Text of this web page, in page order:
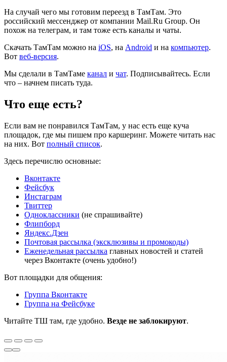
На случай чего мы готовим переезд в ТамТам. Это
российский мессенджер от компании Mail.Ru Group. Он
похож на телеграм, и там тоже есть каналы и чаты.
Скачать ТамТам можно на iOS, на Android и на компьютер.
Вот веб-версия.
Мы сделали в ТамТаме канал и чат. Подписывайтесь. Если
что – начнем писать туда.
Что еще есть?
Если вам не понравился ТамТам, у нас есть еще куча
площадок, где мы пишем про каршеринг. Можете читать нас
на них. Вот полный список.
Здесь перечислю основные:
Вконтакте
Фейсбук
Инстаграм
Твиттер
Одноклассники (не спрашивайте)
Флипборд
Яндекс.Дзен
Почтовая рассылка (эксклюзивы и промокоды)
Еженедельная рассылка главных новостей и статей
через Вконтакте (очень удобно!)
Вот площадки для общения:
Группа Вконтакте
Группа на Фейсбуке
Читайте ТШ там, где удобно. Везде не заблокируют.